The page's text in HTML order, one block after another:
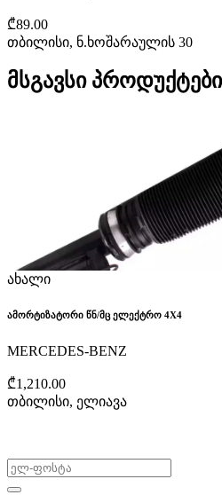
₾89.00
თბილისი, ნ.ხოშარაულის 30
მსგავსი პროდუქტები
ახალი
ამორტიზატორი წნ/მც ელექტრო 4X4
MERCEDES-BENZ
₾1,210.00
თბილისი, ელიავა